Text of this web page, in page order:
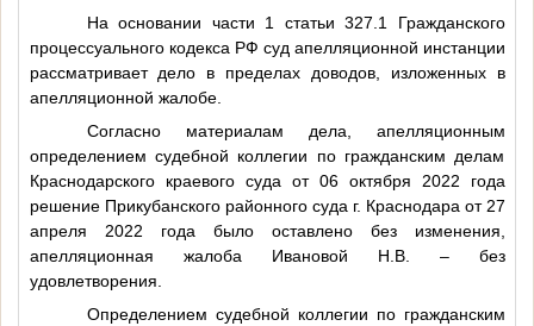
На основании части 1 статьи 327.1 Гражданского
процессуального кодекса РФ суд апелляционной инстанции
рассматривает дело в пределах доводов, изложенных в
апелляционной жалобе.
Согласно материалам дела, апелляционным
определением судебной коллегии по гражданским делам
Краснодарского краевого суда от 06 октября 2022 года
решение Прикубанского районного суда г. Краснодара от 27
апреля 2022 года было оставлено без изменения,
апелляционная жалоба Ивановой Н.В. – без
удовлетворения.
Определением судебной коллегии по гражданским